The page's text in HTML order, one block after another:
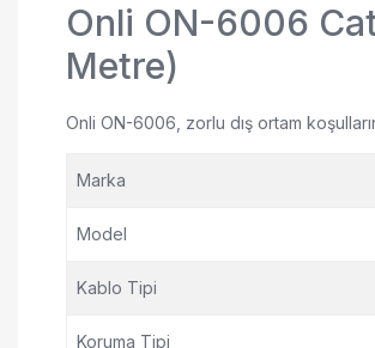
Onli ON-6006
Metre)
Onli ON-6006, zorlu dış ortam
Marka
Model
Kablo Tipi
Koruma Tipi